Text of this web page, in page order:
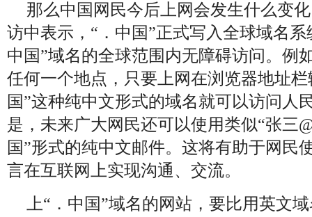
那么中国网民今后上网会发生什么变
访中表示，“．中国”正式写入全球域名
中国”域名的全球范围内无障碍访问。例
任何一个地点，只要上网在浏览器地址
国”这种纯中文形式的域名就可以访问人
是，未来广大网民还可以使用类似“张三
国”形式的纯中文邮件。这将有助于网民
言在互联网上实现沟通、交流。
上“．中国”域名的网站，要比用英文